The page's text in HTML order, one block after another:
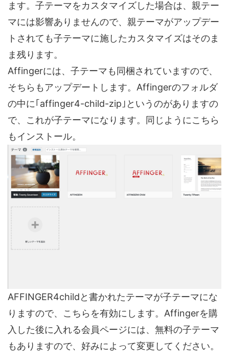
ます。子テーマをカスタマイズした場合は、親テー
マには影響ありませんので、親テーマがアップデー
トされても子テーマに施したカスタマイズはそのま
ま残ります。
Affingerには、子テーマも同梱されていますので、
そちらもアップデートします。Affingerのフォルダ
の中に｢affinger4-child-zip｣というのがありますの
で、これが子テーマになります。同じようにこちら
もインストール。
AFFINGER4childと書かれたテーマが子テーマにな
りますので、こちらを有効にします。Affingerを購
入した後に入れる会員ページには、無料の子テーマ
もありますので、好みによって変更してください。